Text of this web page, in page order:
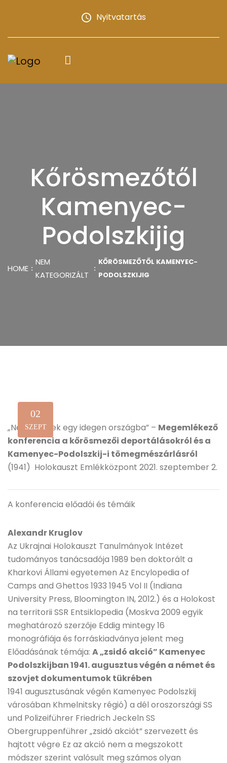
Nyitvatartás
Kőrösmezőtől
Kamenyec-
Podolszkijig
HOME
NEM
KATEGORIZÁLT
KŐRÖSMEZŐTŐL KAMENYEC-
PODOLSZKIJIG
02
SZEPT
„Ne küldjenek egy idegen országba” – Megemlékező
konferencia a kőrösmezői deportálásokról és a
Kamenyec-Podolszkij-i tömegmészárlásról
(1941) Holokauszt Emlékközpont 2021. szeptember 2.
A konferencia előadói és témáik
Alexandr Kruglov
Az Ukrajnai Holokauszt Tanulmányok Intézet
tudományos tanácsadója 1989 ben doktorált a
Kharkovi Állami egyetemen Az Encylopedia of
Camps and Ghettos 1933 1945 Vol II (Indiana
University Press, Bloomington IN, 2012.) és a Holokost
na territorii SSR Entsiklopedia (Moskva 2009 egyik
meghatározó szerzője Eddig mintegy 16
monográfiája és forráskiadványa jelent meg
Előadásának témája: A „zsidó akció” Kamenyec
Podolszkijban 1941. augusztus végén a német és
szovjet dokumentumok tükrében
1941 augusztusának végén Kamenyec Podolszkij
városában Khmelnitsky régió) a dél oroszországi SS
und Polizeiführer Friedrich Jeckeln SS
Obergruppenführer „zsidó akciót” szervezett és
hajtott végre Ez az akció nem a megszokott
módszer szerint valósult meg számos olyan